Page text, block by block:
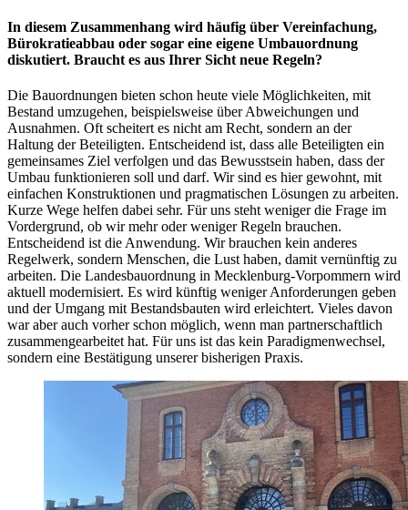
In diesem Zusammenhang wird häufig über Vereinfachung,
Bürokratieabbau oder sogar eine eigene Umbauordnung
diskutiert. Braucht es aus Ihrer Sicht neue Regeln?
Die Bauordnungen bieten schon heute viele Möglichkeiten, mit
Bestand umzugehen, beispielsweise über Abweichungen und
Ausnahmen. Oft scheitert es nicht am Recht, sondern an der
Haltung der Beteiligten. Entscheidend ist, dass alle Beteiligten ein
gemeinsames Ziel verfolgen und das Bewusstsein haben, dass der
Umbau funktionieren soll und darf. Wir sind es hier gewohnt, mit
einfachen Konstruktionen und pragmatischen Lösungen zu arbeiten.
Kurze Wege helfen dabei sehr. Für uns steht weniger die Frage im
Vordergrund, ob wir mehr oder weniger Regeln brauchen.
Entscheidend ist die Anwendung. Wir brauchen kein anderes
Regelwerk, sondern Menschen, die Lust haben, damit vernünftig zu
arbeiten. Die Landesbauordnung in Mecklenburg-Vorpommern wird
aktuell modernisiert. Es wird künftig weniger Anforderungen geben
und der Umgang mit Bestandsbauten wird erleichtert. Vieles davon
war aber auch vorher schon möglich, wenn man partnerschaftlich
zusammengearbeitet hat. Für uns ist das kein Paradigmenwechsel,
sondern eine Bestätigung unserer bisherigen Praxis.